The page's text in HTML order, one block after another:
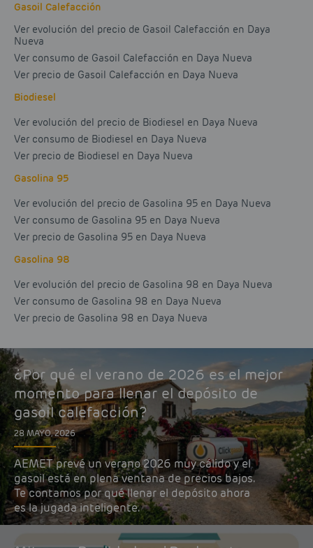
Gasoil Calefacción
Ver evolución del precio de Gasoil Calefacción en Daya
Nueva
Ver consumo de Gasoil Calefacción en Daya Nueva
Ver precio de Gasoil Calefacción en Daya Nueva
Biodiesel
Ver evolución del precio de Biodiesel en Daya Nueva
Ver consumo de Biodiesel en Daya Nueva
Ver precio de Biodiesel en Daya Nueva
Gasolina 95
Ver evolución del precio de Gasolina 95 en Daya Nueva
Ver consumo de Gasolina 95 en Daya Nueva
Ver precio de Gasolina 95 en Daya Nueva
Gasolina 98
Ver evolución del precio de Gasolina 98 en Daya Nueva
Ver consumo de Gasolina 98 en Daya Nueva
Ver precio de Gasolina 98 en Daya Nueva
¿Por qué el verano de 2026 es el mejor
momento para llenar el depósito de
gasoil calefacción?
28 MAYO, 2026
AEMET prevé un verano 2026 muy cálido y el
gasoil está en plena ventana de precios bajos.
Te contamos por qué llenar el depósito ahora
es la jugada inteligente.